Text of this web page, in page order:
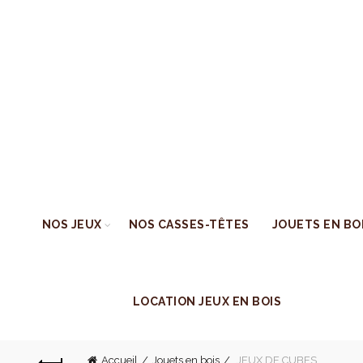
NOS JEUX NOS CASSES-TÊTES JOUETS EN
LOCATION JEUX EN BOIS
Accueil Jouets en bois JEUX DE CUBES